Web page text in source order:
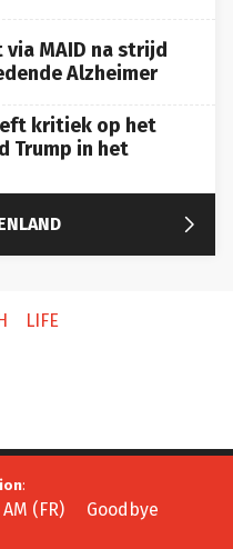
MAID na strijd
Alzheimer
kritiek op het
Trump in het

LIFE
:
(FR) Goodbye